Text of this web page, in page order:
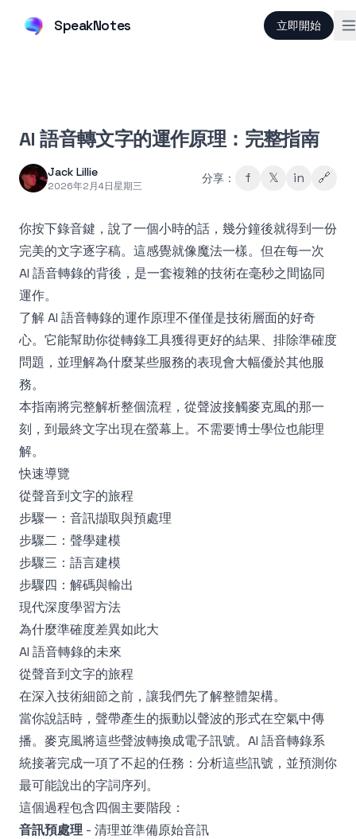
SpeakNotes 立即開始
AI 語音轉文字的運作原理：完整指南
Jack Lillie
2026年2月4日星期三
分享： f 𝕏 in 🔗
你按下錄音鍵，說了一個小時的話，幾分鐘後就得到一份
完美的文字逐字稿。這感覺就像魔法一樣。但在每一次
AI 語音轉錄的背後，是一套複雜的技術在毫秒之間協同
運作。
了解 AI 語音轉錄的運作原理不僅僅是技術層面的好奇
心。它能幫助你從轉錄工具獲得更好的結果、排除準確度
問題，並理解為什麼某些服務的表現會大幅優於其他服
務。
本指南將完整解析整個流程，從聲波接觸麥克風的那一
刻，到最終文字出現在螢幕上。不需要博士學位也能理
解。
快速導覽
從聲音到文字的旅程
步驟一：音訊擷取與預處理
步驟二：聲學建模
步驟三：語言建模
步驟四：解碼與輸出
現代深度學習方法
為什麼準確度差異如此大
AI 語音轉錄的未來
從聲音到文字的旅程
在深入技術細節之前，讓我們先了解整體架構。
當你說話時，聲帶產生的振動以聲波的形式在空氣中傳
播。麥克風將這些聲波轉換成電子訊號。AI 語音轉錄系
統接著完成一項了不起的任務：分析這些訊號，並預測你
最可能說出的字詞序列。
這個過程包含四個主要階段：
音訊預處理 - 清理並準備原始音訊